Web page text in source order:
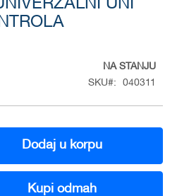
UNI
NA STANJU
SKU
040311
Dodaj u korpu
Kupi odmah